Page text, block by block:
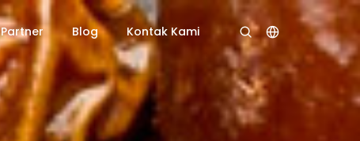
Partner Blog Kontak Kami